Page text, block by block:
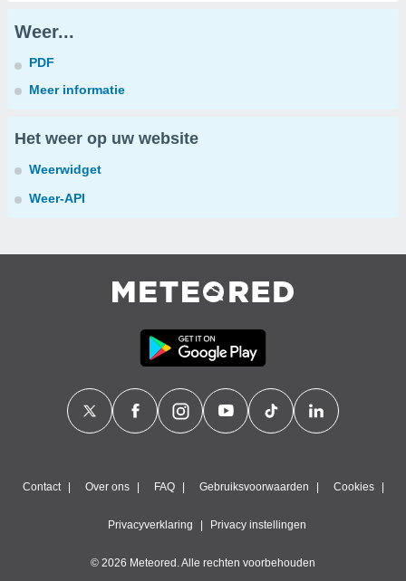
Weer...
PDF
Meer informatie
Het weer op uw website
Weerwidget
Weer-API
Contact Over ons FAQ Gebruiksvoorwaarden Cookies
Privacyverklaring Privacy instellingen
© 2026 Meteored. Alle rechten voorbehouden